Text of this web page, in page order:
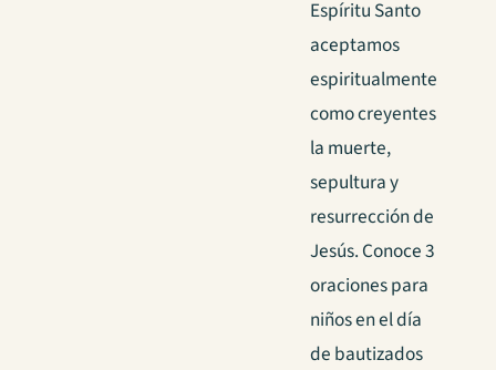
Espíritu Santo
aceptamos
espiritualmente
como creyentes
la muerte,
sepultura y
resurrección de
Jesús. Conoce 3
oraciones para
niños en el día
de bautizados